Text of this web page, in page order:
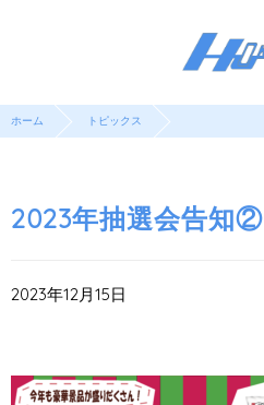
ホーム トピックス
2023年抽選会告知②
2023年12月15日